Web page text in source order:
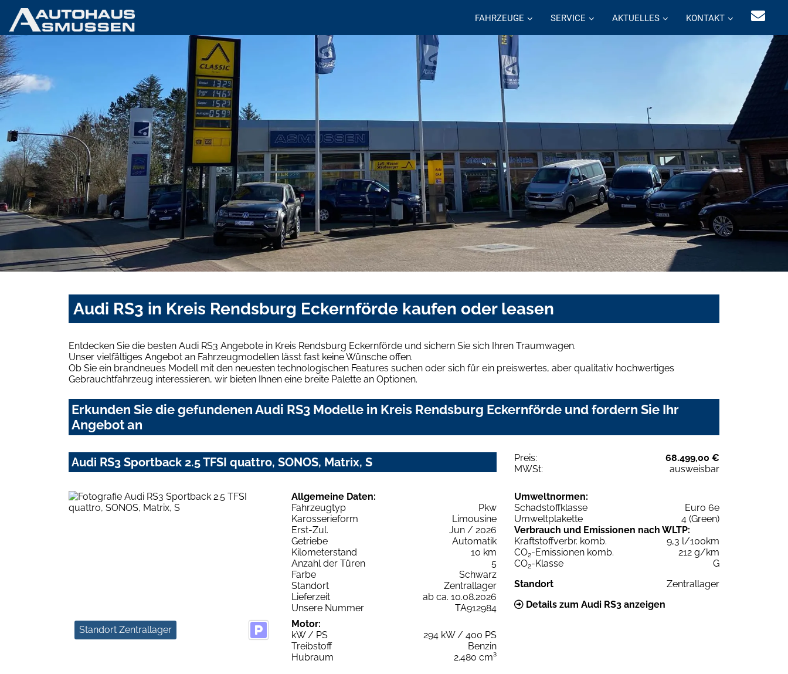
FAHRZEUGE SERVICE AKTUELLES KONTAKT
Audi RS3 in Kreis Rendsburg Eckernförde kaufen oder leasen
Entdecken Sie die besten Audi RS3 Angebote in Kreis Rendsburg Eckernförde und sichern Sie sich Ihren Traumwagen.
Unser vielfältiges Angebot an Fahrzeugmodellen lässt fast keine Wünsche offen.
Ob Sie ein brandneues Modell mit den neuesten technologischen Features suchen oder sich für ein preiswertes, aber qualitativ hochwertiges
Gebrauchtfahrzeug interessieren, wir bieten Ihnen eine breite Palette an Optionen.
Erkunden Sie die gefundenen Audi RS3 Modelle in Kreis Rendsburg Eckernförde und fordern Sie Ihr
Angebot an
Audi RS3 Sportback 2.5 TFSI quattro, SONOS, Matrix, S Preis:
68.499,00 €
MWSt:
ausweisbar
Standort Zentrallager
Allgemeine Daten:
Fahrzeugtyp
Pkw
Karosserieform
Limousine
Erst-Zul.
Jun / 2026
Getriebe
Automatik
Kilometerstand
10 km
Anzahl der Türen
5
Farbe
Schwarz
Standort
Zentrallager
Lieferzeit
ab ca. 10.08.2026
Unsere Nummer
TA912984
Motor:
kW / PS
294 kW / 400 PS
Treibstoff
Benzin
Hubraum
2.480 cm³
Umweltnormen:
Schadstoffklasse
Euro 6e
Umweltplakette
4 (Green)
Verbrauch und Emissionen nach WLTP:
Kraftstoffverbr. komb.
9,3 l/100km
CO2-Emissionen komb.
212 g/km
CO2-Klasse
G
Standort
Zentrallager
Details zum Audi RS3 anzeigen